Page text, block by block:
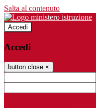
Salta al contenuto
Accedi
Accedi
button close ×